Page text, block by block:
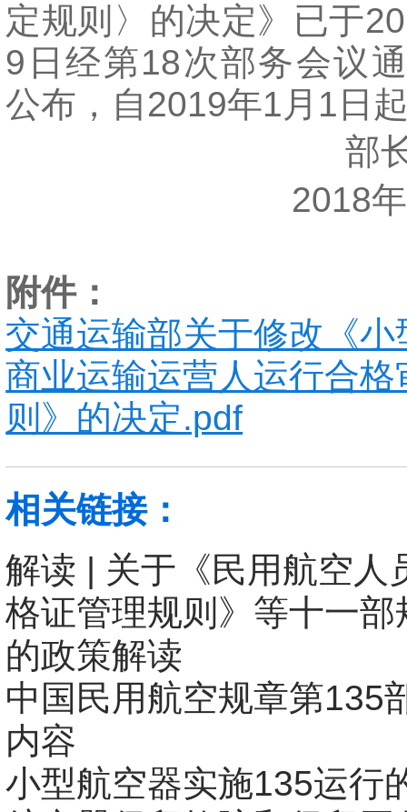
定规则〉的决定》已于
9日经第18次部务会议
公布，自2019年1月1日
部长
2018年
附件：
交通运输部关于修改《小
商业运输运营人运行合格
则》的决定.pdf
相关链接：
解读 | 关于《民用航空人
格证管理规则》等十一部
的政策解读
中国民用航空规章第135
内容
小型航空器实施135运行